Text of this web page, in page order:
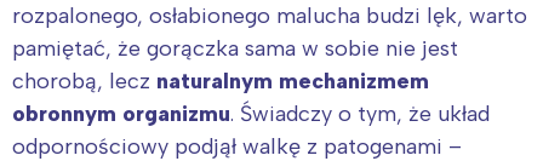
rozpalonego, osłabionego malucha budzi lęk, warto
pamiętać, że gorączka sama w sobie nie jest
chorobą, lecz naturalnym mechanizmem
obronnym organizmu. Świadczy o tym, że układ
odpornościowy podjął walkę z patogenami –